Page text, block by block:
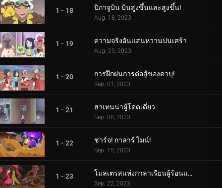
1 - 18 ปิกาจูบิน บินสูงขึ้นและสูงขึ้น!
Aug. 18, 2023
1 - 19 ความจริงอันแสนหวานปนเศร้า
Aug. 25, 2023
1 - 20 การฝึกฝนการต่อสู้ของคาบุ!
Sep. 01, 2023
1 - 21 ฮาเทนน่าผู้โดดเดี่ยว
Sep. 08, 2023
1 - 22 ชาร์จ! กาลาร์ ไมน์!
Sep. 15, 2023
1 - 23 โมลเตรสแห่งกาลาเรียนผู้ร้อนแรง
Sep. 22, 2023